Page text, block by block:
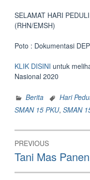
SELAMAT HARI
(RHN/EMSH)
Poto : Dokumentasi
KLIK DISINI untuk
Nasional 2020
Berita Hari
SMAN 15 PKU, SMAN
Post
navigation
PREVIOUS
Previous
post:
Tani Mas